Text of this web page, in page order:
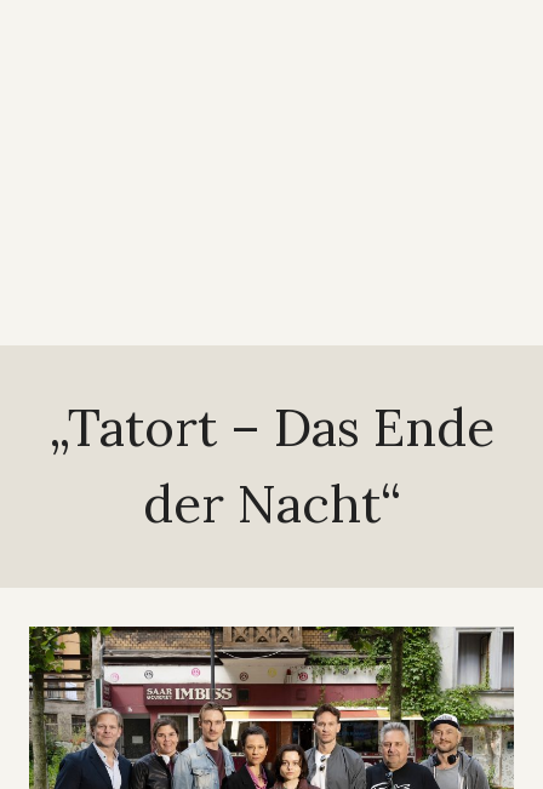
„Tatort – Das Ende
der Nacht“